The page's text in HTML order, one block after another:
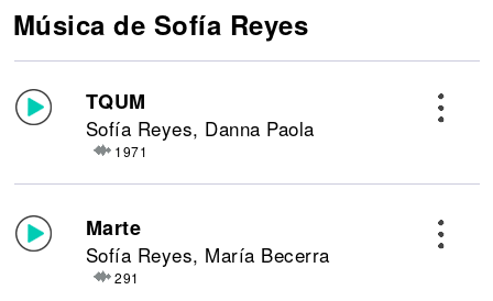
Música de Sofía Reyes
TQUM
Sofía Reyes, Danna Paola
1971
Marte
Sofía Reyes, María Becerra
291